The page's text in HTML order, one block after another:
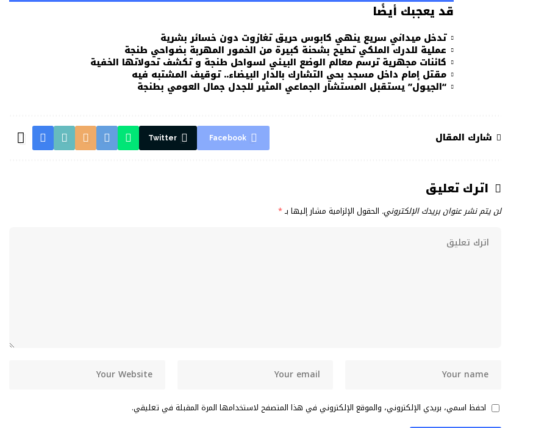
قد يعجبك أيضًا
تدخل ميداني سريع ينهي كابوس حريق تغازوت دون خسائر بشرية
عملية للدرك الملكي تطيح بشحنة كبيرة من الخمور المهربة بضواحي طنجة
كائنات مجهرية ترسم معالم الوضع البيئي لسواحل طنجة و تكشف تحولاتها الخفية
مقتل إمام داخل مسجد بحي التشارك بالدار البيضاء.. توقيف المشتبه فيه
“الجيول” يستقبل المستشار الجماعي المثير للجدل جمال العومي بطنجة
شارك المقال Facebook
Twitter
اترك تعليق
لن يتم نشر عنوان بريدك الإلكتروني. الحقول الإلزامية مشار إليها بـ*
احفظ اسمي، بريدي الإلكتروني، والموقع الإلكتروني في هذا المتصفح لاستخدامها المرة المقبلة في تعليقي.